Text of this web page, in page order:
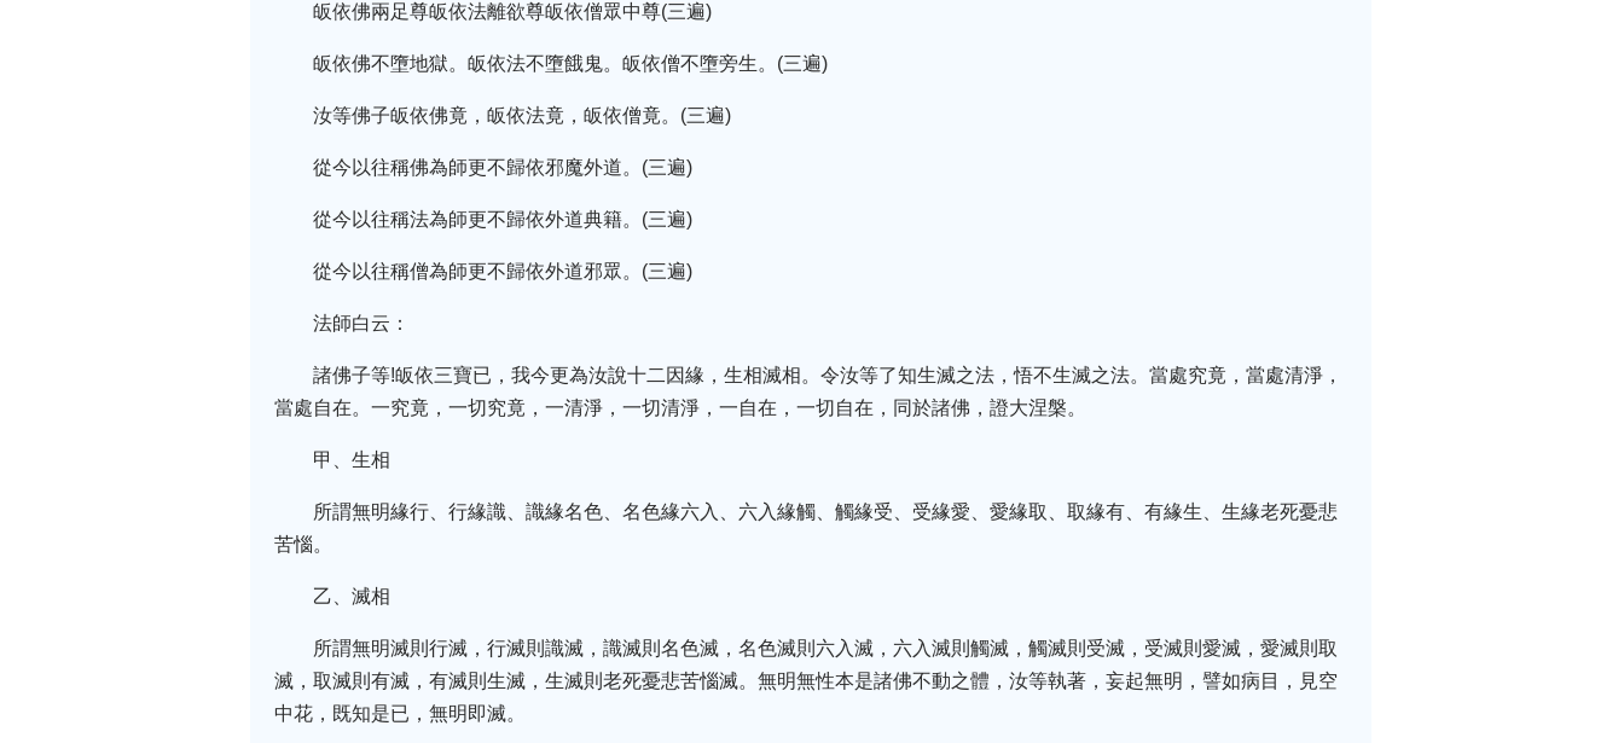
皈依佛兩足尊皈依法離欲尊皈依僧眾中尊(三遍)
皈依佛不墮地獄。皈依法不墮餓鬼。皈依僧不墮旁生。(三遍)
汝等佛子皈依佛竟，皈依法竟，皈依僧竟。(三遍)
從今以往稱佛為師更不歸依邪魔外道。(三遍)
從今以往稱法為師更不歸依外道典籍。(三遍)
從今以往稱僧為師更不歸依外道邪眾。(三遍)
法師白云：
諸佛子等!皈依三寶已，我今更為汝說十二因緣，生相滅相。令汝等了知生滅之法，悟不生滅之法。當處究竟，當處清淨，
當處自在。一究竟，一切究竟，一清淨，一切清淨，一自在，一切自在，同於諸佛，證大涅槃。
甲、生相
所謂無明緣行、行緣識、識緣名色、名色緣六入、六入緣觸、觸緣受、受緣愛、愛緣取、取緣有、有緣生、生緣老死憂悲
苦惱。
乙、滅相
所謂無明滅則行滅，行滅則識滅，識滅則名色滅，名色滅則六入滅，六入滅則觸滅，觸滅則受滅，受滅則愛滅，愛滅則取
滅，取滅則有滅，有滅則生滅，生滅則老死憂悲苦惱滅。無明無性本是諸佛不動之體，汝等執著，妄起無明，譬如病目，見空
中花，既知是已，無明即滅。